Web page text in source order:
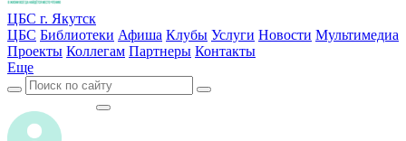
ЦБС г. Якутск
ЦБС Библиотеки Афиша Клубы Услуги Новости Мультимедиа
Проекты Коллегам Партнеры Контакты
Еще